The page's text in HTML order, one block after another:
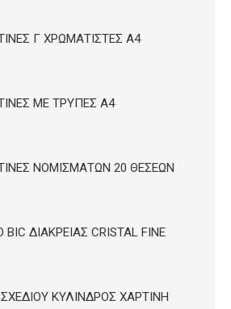
Γ ΧΡΩΜΑΤΙΣΤΕΣ Α4
ΜΕ ΤΡΥΠΕΣ Α4
ΝΟΜΙΣΜΑΤΩΝ 20 ΘΕΣΕΩΝ
ΔΙΑΚΡΕΙΑΣ CRISTAL FINE
ΚΥΛΙΝΔΡΟΣ ΧΑΡΤΙΝΗ